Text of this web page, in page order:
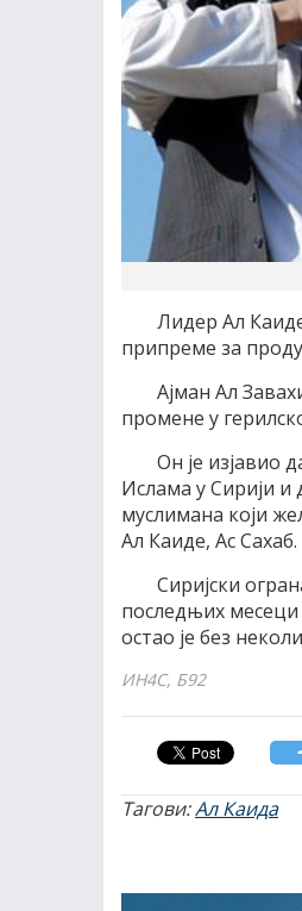
Лидер Ал
припреме за
Ајман Ал
промене у
Он је изјавио
Ислама у Сирији и
муслимана који
Ал Каиде, Ас Сахаб.
Сиријски
последњих
остао је без
ИН4С, Б92
Тагови:Ал Каида